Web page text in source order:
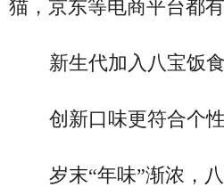
猫，京东等电商平台都有
新生代加入八宝饭
创新口味更符合个
岁末“年味”渐浓，